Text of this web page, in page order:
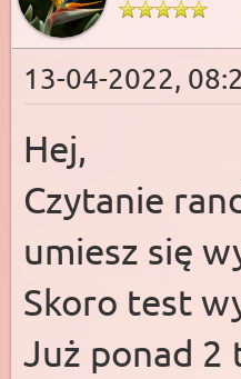
13-04-2022,
Hej,
Czytanie
umiesz się
Skoro test
Już ponad 2